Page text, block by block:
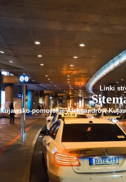
Linki
Kujawsko-pomorskie Aleksandrów